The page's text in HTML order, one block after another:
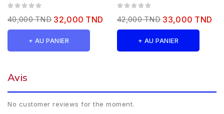
40,000 TND 32,000 TND
+ AU PANIER
42,000 TND 33,000 TND
+ AU PANIER
Avis
No customer reviews for the moment.